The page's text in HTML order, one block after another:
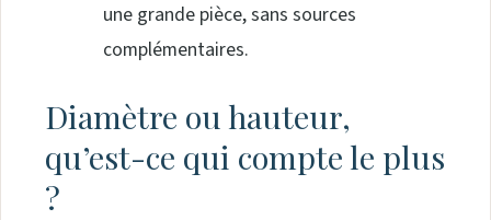
une grande pièce, sans sources
complémentaires.
Diamètre ou hauteur,
qu’est-ce qui compte le plus
?